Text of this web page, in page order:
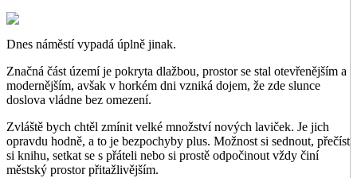
Dnes náměstí vypadá úplně jinak.
Značná část území je pokryta dlažbou, prostor se stal otevřenějším a
modernějším, avšak v horkém dni vzniká dojem, že zde slunce
doslova vládne bez omezení.
Zvláště bych chtěl zmínit velké množství nových laviček. Je jich
opravdu hodně, a to je bezpochyby plus. Možnost si sednout, přečíst
si knihu, setkat se s přáteli nebo si prostě odpočinout vždy činí
městský prostor přitažlivějším.